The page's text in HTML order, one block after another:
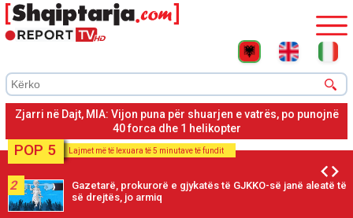
Zjarri në Cikallesh të Kavajës, banesat në rrezik, po punon për
shuarjen avioni ‘Air Tractor’
POP 5 Lajmet më të lexuara të 5 minutave të fundit
2
Gazetarë, prokurorë e gjykatës të GJKKO-së janë aleatë të
së drejtës, jo armiq